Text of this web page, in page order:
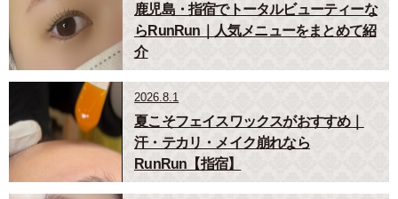
鹿児島・指宿でトータルビューティーな
らRunRun｜人気メニューをまとめて紹
介
2026.8.1
夏こそフェイスワックスがおすすめ｜
汗・テカリ・メイク崩れなら
RunRun【指宿】